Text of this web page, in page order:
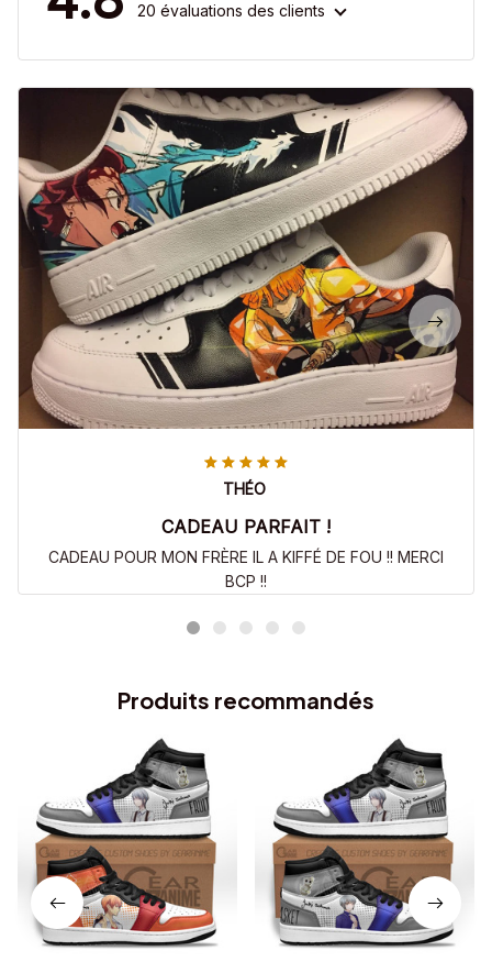
20 évaluations des clients
THÉO
CADEAU PARFAIT !
CADEAU POUR MON FRÈRE IL A KIFFÉ DE FOU !! MERCI
BCP !!
Produits recommandés